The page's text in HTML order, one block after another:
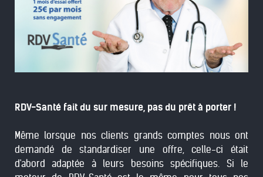
RDV-Santé fait du sur mesure, pas du prêt à porter !
Même lorsque nos clients grands comptes nous ont
demandé de standardiser une offre, celle-ci était
d'abord adaptée à leurs besoins spécifiques. Si le